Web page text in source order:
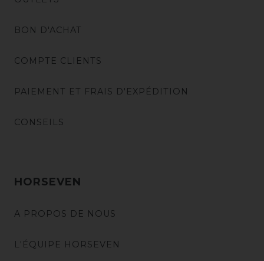
BON D'ACHAT
COMPTE CLIENTS
PAIEMENT ET FRAIS D'EXPÉDITION
CONSEILS
HORSEVEN
A PROPOS DE NOUS
L'ÉQUIPE HORSEVEN